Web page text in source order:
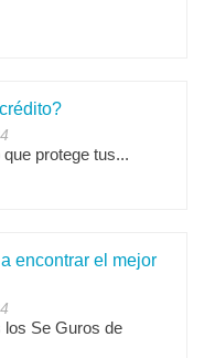
protege tus...
encontrar el mejor
los Se Guros de